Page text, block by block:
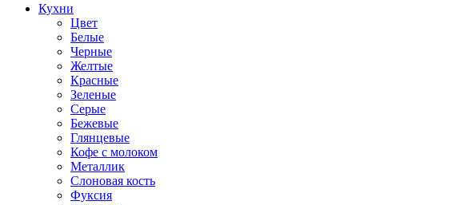
Кухни
Цвет
Белые
Черные
Желтые
Красные
Зеленые
Серые
Бежевые
Глянцевые
Кофе с молоком
Металлик
Слоновая кость
Фуксия